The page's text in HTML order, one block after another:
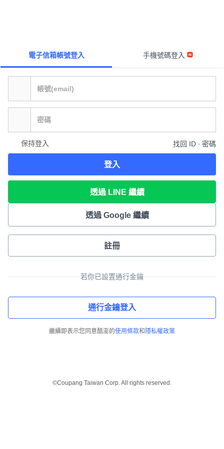
電子信箱帳號登入 手機號碼登入
保持登入 找回 ID ∙ 密碼
登入
透過 LINE 繼續
透過 Google 繼續
註冊
若你已設置通行金鑰
通行金鑰登入
繼續即表示您同意酷澎的使用條款和 隱私權政策
©Coupang Taiwan Corp. All rights reserved.